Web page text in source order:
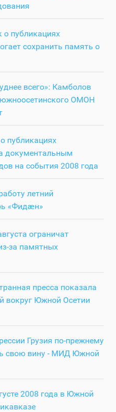
о публикациях
сохранить память о
всего»: Камболов
ОМОН
публикациях
документальным
на события 2008 года
летний
«Фидӕн»
ограничат
за памятных
пресса показала
вокруг Южной Осетии
Грузия по-прежнему
свою вину - МИД Южной
2008 года в Южной